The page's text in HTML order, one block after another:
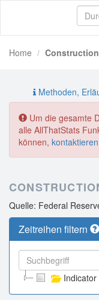
Home Construction
Methoden,
Um die gesamte
alle AllThatStats
können,
Quelle: Federal
Zeitreihen filtern
Indicator